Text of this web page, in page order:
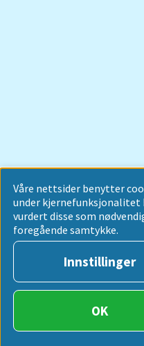
Våre nettsider benytter
under
vurdert disse som
foregående samtykke.
Innstillinger
OK